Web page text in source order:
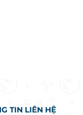
TIN LIÊN HỆ